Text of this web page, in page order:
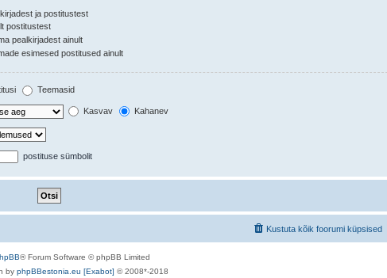
ja postitustest
postitustest
pealkirjadest ainult
esimesed postitused ainult
Teemasid
Kasvav Kahanev
postituse sümbolit
Kustuta kõik foorumi küpsised
® Forum Software © phpBB Limited
by phpBBestonia.eu [Exabot] © 2008*-2018